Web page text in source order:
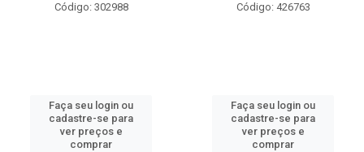
Código: 302988
Faça seu login ou
cadastre-se para
ver preços e
comprar
Código: 426763
Faça seu login ou
cadastre-se para
ver preços e
comprar